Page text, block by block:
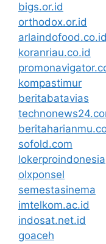
bigs.or.id
orthodox.or.id
arlaindofood.co.id
koranriau.co.id
kompastimur
beritabatavias
sofold.com
lokerproindonesia
olxponsel
semestasinema
imtelkom.ac.id
indosat.net.id
goaceh